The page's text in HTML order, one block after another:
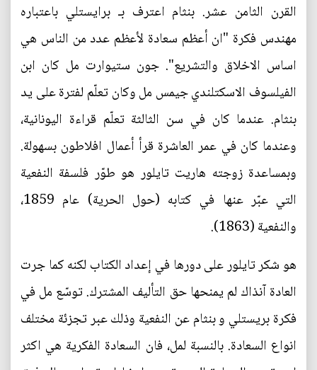
القرن الثامن عشر. بنثام اعترف بـ برايستلي باعتباره
مهندس فكرة "ان أعظم سعادة لأعظم عدد من الناس هي
اساس الاخلاق والتشريع". جون ستيوارت مل كان ابن
الفيلسوف الاسكتلندي جيمس مل وكان تعلّم لفترة على يد
بنثام. عندما كان في سن الثالثة تعلّم قراءة اليونانية،
وعندما كان في عمر العاشرة قرأ أعمال افلاطون بسهولة.
وبمساعدة زوجته هاريت تايلور هو طوّر فلسفة النفعية
التي عبّر عنها في كتابه (حول الحرية) عام 1859،
والنفعية (1863).
هو شكر تايلور على دورها في إعداد الكتاب لكنه كما جرت
العادة آنذاك لم يمنحها حق التأليف المشترك. توسّع مل في
فكرة بريستلي و بنثام عن النفعية وذلك عبر تجزئة مختلف
انواع السعادة. بالنسبة لمل، فان السعادة الفكرية هي اكثر